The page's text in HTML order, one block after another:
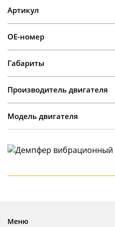
Артикул
OE-номер
Габариты
Производитель двигателя
Модель двигателя
Меню